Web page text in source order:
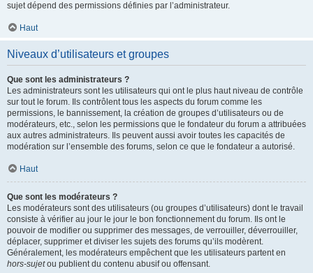
sujet dépend des permissions définies par l’administrateur.
Haut
Niveaux d’utilisateurs et groupes
Que sont les administrateurs ?
Les administrateurs sont les utilisateurs qui ont le plus haut niveau de contrôle
sur tout le forum. Ils contrôlent tous les aspects du forum comme les
permissions, le bannissement, la création de groupes d’utilisateurs ou de
modérateurs, etc., selon les permissions que le fondateur du forum a attribuées
aux autres administrateurs. Ils peuvent aussi avoir toutes les capacités de
modération sur l’ensemble des forums, selon ce que le fondateur a autorisé.
Haut
Que sont les modérateurs ?
Les modérateurs sont des utilisateurs (ou groupes d’utilisateurs) dont le travail
consiste à vérifier au jour le jour le bon fonctionnement du forum. Ils ont le
pouvoir de modifier ou supprimer des messages, de verrouiller, déverrouiller,
déplacer, supprimer et diviser les sujets des forums qu’ils modèrent.
Généralement, les modérateurs empêchent que les utilisateurs partent en
hors-sujetou publient du contenu abusif ou offensant.